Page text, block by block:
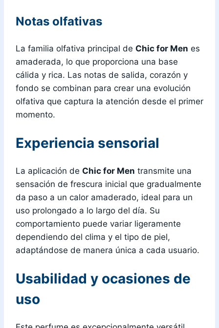
Notas olfativas
La familia olfativa principal de Chic for Men es
amaderada, lo que proporciona una base
cálida y rica. Las notas de salida, corazón y
fondo se combinan para crear una evolución
olfativa que captura la atención desde el primer
momento.
Experiencia sensorial
La aplicación de Chic for Men transmite una
sensación de frescura inicial que gradualmente
da paso a un calor amaderado, ideal para un
uso prolongado a lo largo del día. Su
comportamiento puede variar ligeramente
dependiendo del clima y el tipo de piel,
adaptándose de manera única a cada usuario.
Usabilidad y ocasiones de
uso